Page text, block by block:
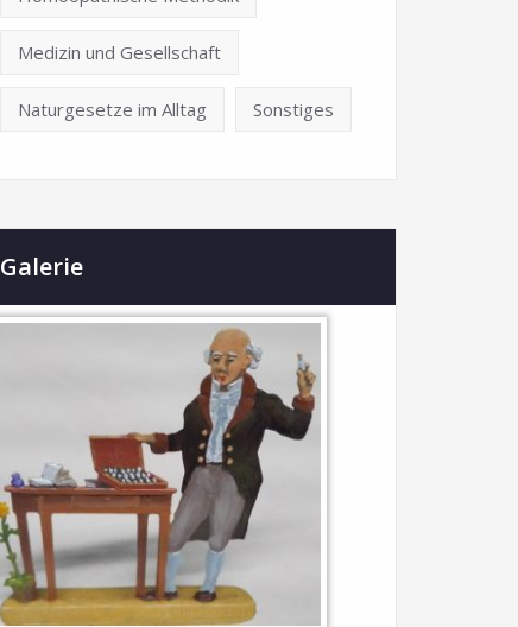
Medizin und Gesellschaft
Naturgesetze im Alltag Sonstiges
Galerie